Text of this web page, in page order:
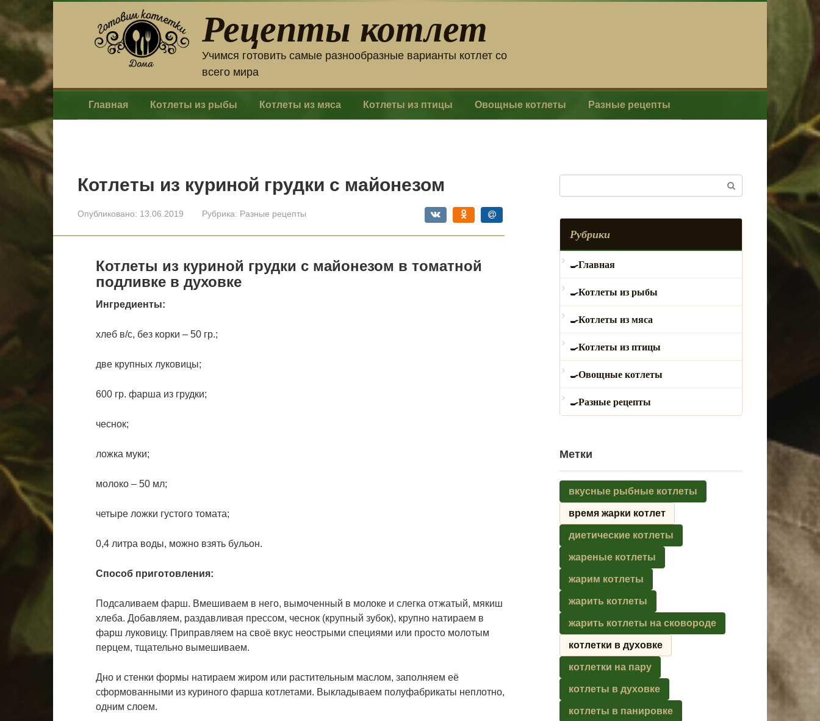
контенту
Рецепты котлет
Учимся готовить самые разнообразные варианты котлет со
всего мира
Главная Котлеты из рыбы Котлеты из мяса Котлеты из птицы Овощные котлеты Разные рецепты
Котлеты из куриной грудки с майонезом
Опубликовано: 13.06.2019 Рубрика: Разные рецепты
Котлеты из куриной грудки с майонезом в томатной
подливке в духовке
Ингредиенты:
хлеб в/с, без корки – 50 гр.;
две крупных луковицы;
600 гр. фарша из грудки;
чеснок;
ложка муки;
молоко – 50 мл;
четыре ложки густого томата;
0,4 литра воды, можно взять бульон.
Способ приготовления:
Подсаливаем фарш. Вмешиваем в него, вымоченный в молоке и слегка отжатый, мякиш
хлеба. Добавляем, раздавливая прессом, чеснок (крупный зубок), крупно натираем в
фарш луковицу. Приправляем на своё вкус неострыми специями или просто молотым
перцем, тщательно вымешиваем.
Дно и стенки формы натираем жиром или растительным маслом, заполняем её
сформованными из куриного фарша котлетами. Выкладываем полуфабрикаты неплотно,
одним слоем.
Рубрики
Главная
Котлеты из рыбы
Котлеты из мяса
Котлеты из птицы
Овощные котлеты
Разные рецепты
Метки
вкусные рыбные котлеты
время жарки котлет
диетические котлеты
жареные котлеты
жарим котлеты
жарить котлеты
жарить котлеты на сковороде
котлетки в духовке
котлетки на пару
котлеты в духовке
котлеты в панировке